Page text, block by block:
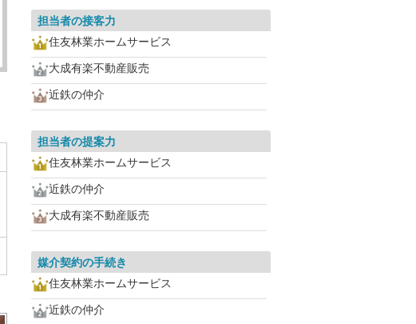
担当者の接客力
住友林業ホームサービス
大成有楽不動産販売
近鉄の仲介
担当者の提案力
住友林業ホームサービス
近鉄の仲介
大成有楽不動産販売
媒介契約の手続き
住友林業ホームサービス
近鉄の仲介